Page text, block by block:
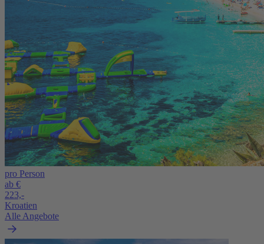
pro Person
ab €
223,-
Kroatien
Alle Angebote